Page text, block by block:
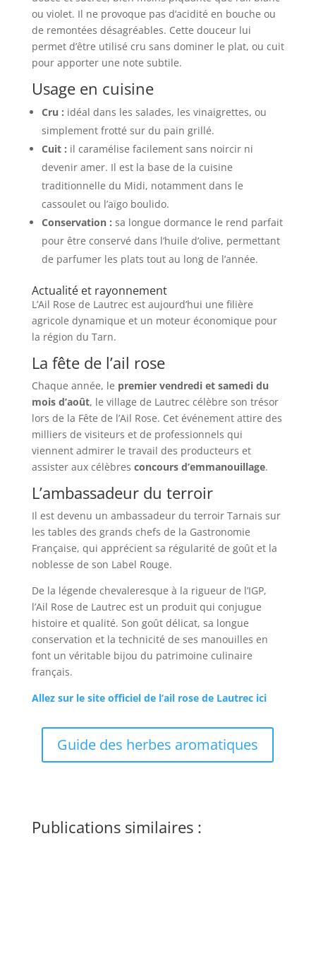
ou violet. Il ne provoque pas d’acidité en bouche ou
de remontées désagréables. Cette douceur lui
permet d’être utilisé cru sans dominer le plat, ou cuit
pour apporter une note subtile.
Usage en cuisine
Cru : idéal dans les salades, les vinaigrettes, ou
simplement frotté sur du pain grillé.
Cuit : il caramélise facilement sans noircir ni
devenir amer. Il est la base de la cuisine
traditionnelle du Midi, notamment dans le
cassoulet ou l’aïgo boulido.
Conservation : sa longue dormance le rend parfait
pour être conservé dans l’huile d’olive, permettant
de parfumer les plats tout au long de l’année.
Actualité et rayonnement
L’Ail Rose de Lautrec est aujourd’hui une filière
agricole dynamique et un moteur économique pour
la région du Tarn.
La fête de l’ail rose
Chaque année, le premier vendredi et samedi du
mois d’août, le village de Lautrec célèbre son trésor
lors de la Fête de l’Ail Rose. Cet événement attire des
milliers de visiteurs et de professionnels qui
viennent admirer le travail des producteurs et
assister aux célèbres concours d’emmanouillage.
L’ambassadeur du terroir
Il est devenu un ambassadeur du terroir Tarnais sur
les tables des grands chefs de la Gastronomie
Française, qui apprécient sa régularité de goût et la
noblesse de son Label Rouge.
De la légende chevaleresque à la rigueur de l’IGP,
l’Ail Rose de Lautrec est un produit qui conjugue
histoire et qualité. Son goût délicat, sa longue
conservation et la technicité de ses manouilles en
font un véritable bijou du patrimoine culinaire
français.
Allez sur le site officiel de l’ail rose de Lautrec ici
Guide des herbes aromatiques
Publications similaires :